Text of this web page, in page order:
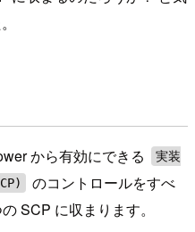
から有効にできる
実装
のコントロールをすべ
SCP に収まります。